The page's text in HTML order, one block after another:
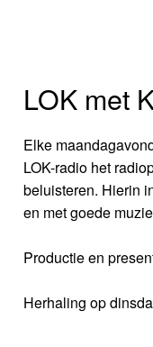
LOK met
Elke
LOK-radio het
beluisteren. Hierin
en met goede
Productie en
Herhaling op